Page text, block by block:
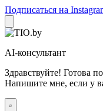
Подписаться на
AI-консультант
Здравствуйте! Готова
Напишите мне, если у